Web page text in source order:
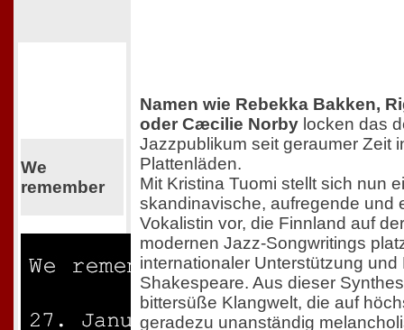
We
remember
Namen wie Rebekka Bakken,
oder Cæcilie Norby locken das
Jazzpublikum seit geraumer Zeit
Plattenläden.
Mit Kristina Tuomi stellt sich nun
skandinavische, aufregende und
Vokalistin vor, die Finnland auf
modernen Jazz-Songwritings
internationaler Unterstützung
Shakespeare. Aus dieser
bittersüße Klangwelt, die auf
geradezu unanständig